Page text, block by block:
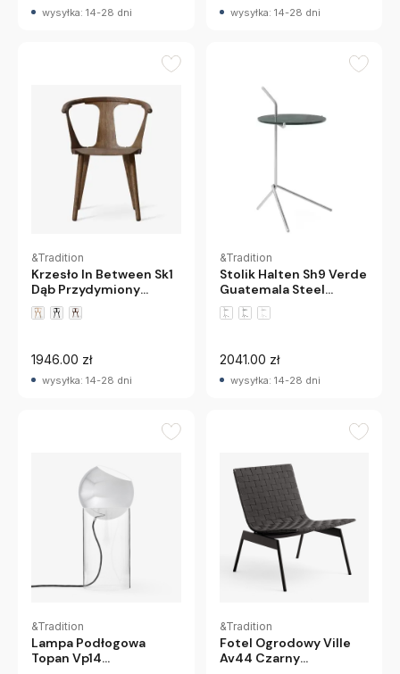
wysyłka: 14-28 dni wysyłka: 14-28 dni
&Tradition
Krzesło In Between Sk1
Dąb Przydymiony
Andtradition
1946.00 zł
wysyłka: 14-28 dni
&Tradition
Stolik Halten Sh9 Verde
Guatemala Steel
Andtradition
2041.00 zł
wysyłka: 14-28 dni
&Tradition
Lampa Podłogowa
Topan Vp14
&Tradition
Fotel Ogrodowy Ville
Av44 Czarny